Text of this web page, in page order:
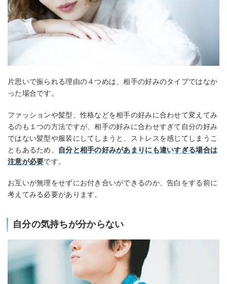
片思いで振られる理由の４つめは、相手の好みのタイプではなか
った場合です。
ファッションや髪型、性格などを相手の好みに合わせて変えてみ
るのも１つの方法ですが、相手の好みに合わせすぎて自分の好み
ではない髪型や服装にしてしまうと、ストレスを感じてしまうこ
ともあるため、
自分と相手の好みがあまりにも違いすぎる場合は
注意が必要です。
お互いが無理をせずにお付き合いができるのか、告白をする前に
考えてみる必要があります。
自分の気持ちが分からない